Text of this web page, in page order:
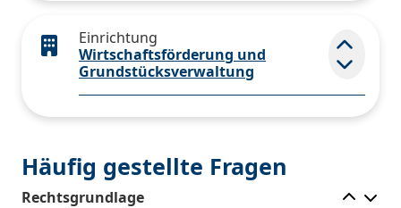
Einrichtung
Wirtschaftsförderung und
Grundstücksverwaltung
Häufig gestellte Fragen
Rechtsgrundlage